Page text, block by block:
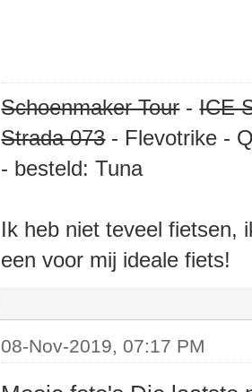
Schoenmaker Tour-ICE
Strada 073- Flevotrike -
- besteld: Tuna
Ik heb niet teveel fietsen,
een voor mij ideale fiets!
08-Nov-2019, 07:17 PM